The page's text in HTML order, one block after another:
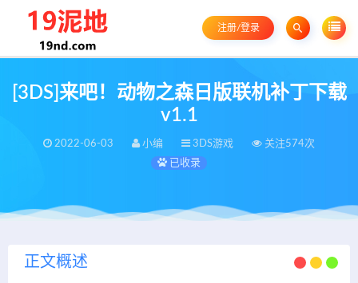
注册/登录
[3DS]来吧！动物之森日版联机补丁下载
v1.1
2022-06-03 小编 3DS游戏
关注574次
已收录
正文概述